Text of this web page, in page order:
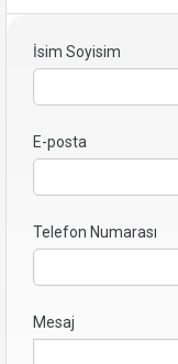
İsim Soyisim
E-posta
Telefon Numarası
Mesaj